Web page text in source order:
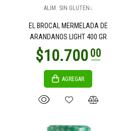
ALIM. SIN GLUTEN↓
EL BROCAL MERMELADA DE
ARANDANOS LIGHT 400 GR
AGREGAR